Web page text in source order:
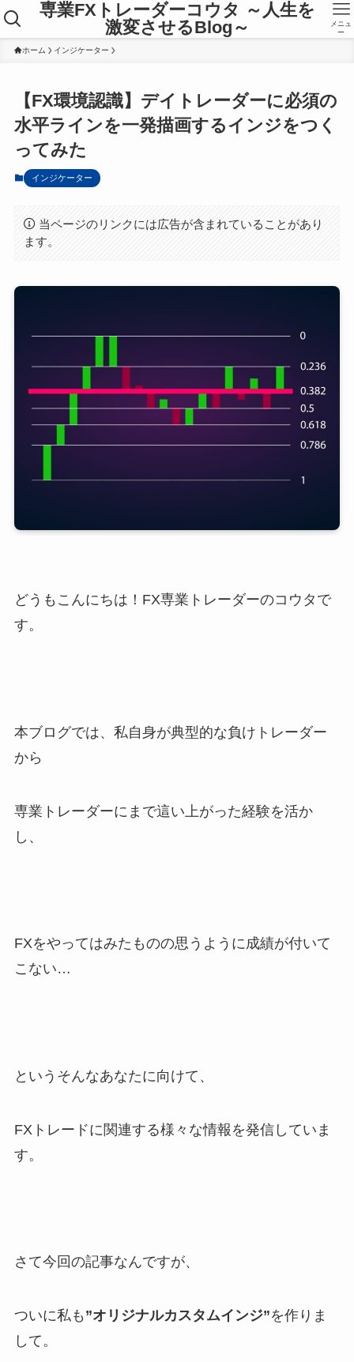
専業FXトレーダーコウタ ～人生を
激変させるBlog～
メニュ
ー
ホーム インジケーター
【FX環境認識】デイトレーダーに必須の
水平ラインを一発描画するインジをつく
ってみた
インジケーター
当ページのリンクには広告が含まれていることがあり
ます。
どうもこんにちは！FX専業トレーダーのコウタで
す。
本ブログでは、私自身が典型的な負けトレーダー
から
専業トレーダーにまで這い上がった経験を活か
し、
FXをやってはみたものの思うように成績が付いて
こない…
というそんなあなたに向けて、
FXトレードに関連する様々な情報を発信していま
す。
さて今回の記事なんですが、
ついに私も ”オリジナルカスタムインジ”を作りま
して。